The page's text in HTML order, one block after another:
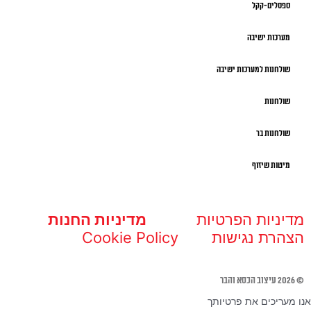
ספסלים-קקל
מערכות ישיבה
שולחנות למערכות ישיבה
שולחנות
שולחנות בר
מיטות שיזוף
מדיניות הפרטיות
מדיניות החנות
הצהרת נגישות
Cookie Policy
© 2026 עיצוב הכסא והבר
אנו מעריכים את פרטיותך